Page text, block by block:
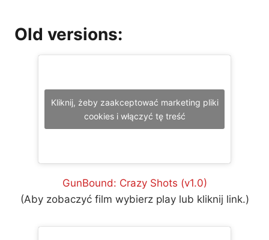
Old versions:
Kliknij, żeby zaakceptować marketing pliki
cookies i włączyć tę treść
GunBound: Crazy Shots (v1.0)
(Aby zobaczyć film wybierz play lub kliknij link.)